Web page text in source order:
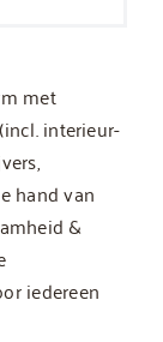
met
interieur-
hand van
&
iedereen